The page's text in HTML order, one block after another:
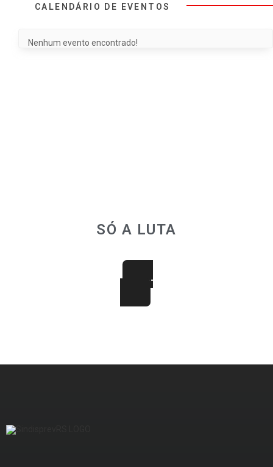
CALENDÁRIO DE EVENTOS
Nenhum evento encontrado!
SÓ A LUTA
JUNTOS SOMOS MAIS FORTES
FAÇA PARTE